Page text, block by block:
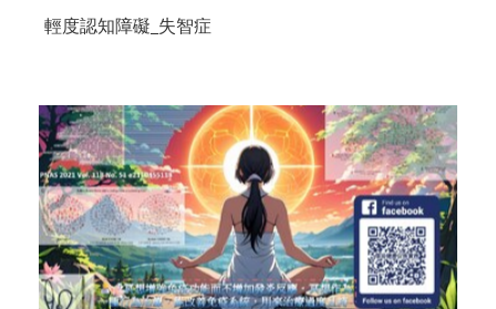
輕度認知障礙_失智症